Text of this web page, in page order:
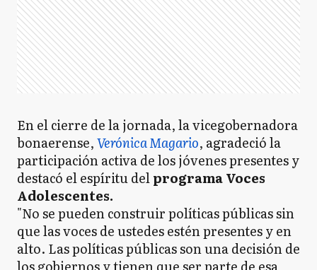
En el cierre de la jornada, la vicegobernadora
bonaerense,Verónica Magario, agradeció la
participación activa de los jóvenes presentes y
destacó el espíritu delprograma Voces
Adolescentes.
"No se pueden construir políticas públicas sin
que las voces de ustedes estén presentes y en
alto. Las políticas públicas son una decisión de